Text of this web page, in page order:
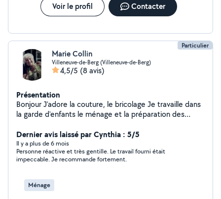
Voir le profil Contacter
Particulier
Marie Collin
Villeneuve-de-Berg (Villeneuve-de-Berg)
4,5/5 (8 avis)
Présentation
Bonjour J'adore la couture, le bricolage Je travaille dans
la garde d'enfants le ménage et la préparation des
attentionnée disponible et j'ai un véhicule Et très
sérieuse Cordialement bonne journée
Dernier avis laissé par Cynthia : 5/5
Il y a plus de 6 mois
Personne réactive et très gentille. Le travail fourni était
impeccable. Je recommande fortement.
Ménage